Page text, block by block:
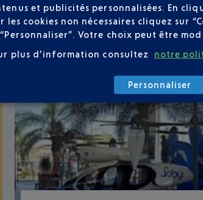
et publicités personnalisées. En
cookies non nécessaires cliquez sur
Votre choix peut être
plus d’information consultez notre
Personnaliser